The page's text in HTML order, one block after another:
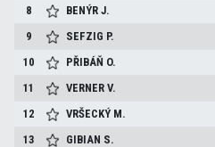
8
BENÝRJ.
9
SEFZIG P.
10
PŘIBÁŇ O.
11
VERNERV.
12
VRŠECKÝ M.
13
GIBIAN S.